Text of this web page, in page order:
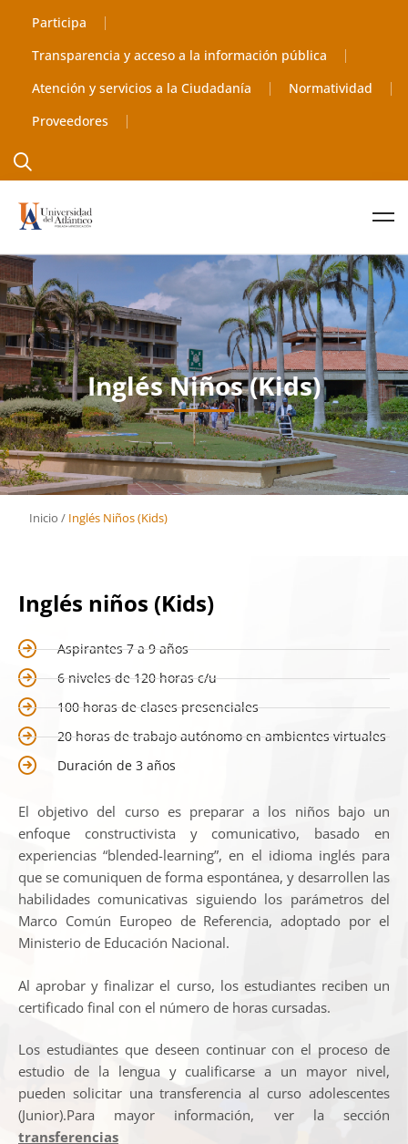
Participa
Transparencia y acceso a la información pública
Atención y servicios a la Ciudadanía
Normatividad
Proveedores
Inglés Niños (Kids)
Inicio /Inglés Niños (Kids)
Inglés niños (Kids)
Aspirantes 7 a 9 años
6 niveles de 120 horas c/u
100 horas de clases presenciales
20 horas de trabajo autónomo en ambientes virtuales
Duración de 3 años
El objetivo del curso es preparar a los niños bajo un
enfoque constructivista y comunicativo, basado en
experiencias “blended-learning”, en el idioma inglés para
que se comuniquen de forma espontánea, y desarrollen las
habilidades comunicativas siguiendo los parámetros del
Marco Común Europeo de Referencia, adoptado por el
Ministerio de Educación Nacional.
Al aprobar y finalizar el curso, los estudiantes reciben un
certificado final con el número de horas cursadas.
Los estudiantes que deseen continuar con el proceso de
estudio de la lengua y cualificarse a un mayor nivel,
pueden solicitar una transferencia al curso adolescentes
(Junior).Para mayor información, ver la sección
transferencias